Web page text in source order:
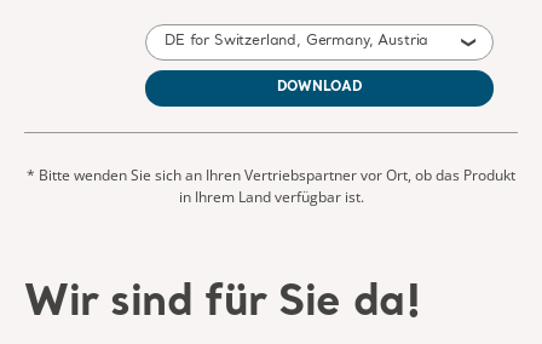
DE for Switzerland, Germany, Austria
DOWNLOAD
* Bitte wenden Sie sich an Ihren Vertriebspartner vor Ort, ob das Produkt
in Ihrem Land verfügbar ist.
Wir sind für Sie da!